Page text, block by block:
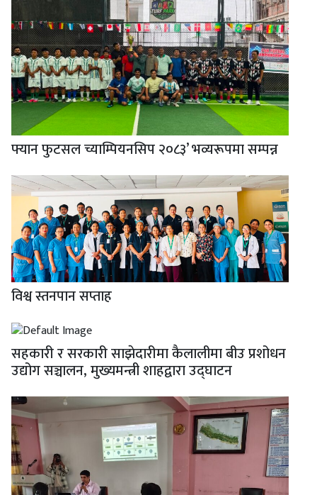
फ्यान फुटसल च्याम्पियनसिप २०८३’ भव्यरूपमा सम्पन्न
विश्व स्तनपान सप्ताह
सहकारी र सरकारी साझेदारीमा कैलालीमा बीउ प्रशोधन
उद्योग सञ्चालन, मुख्यमन्त्री शाहद्वारा उद्घाटन